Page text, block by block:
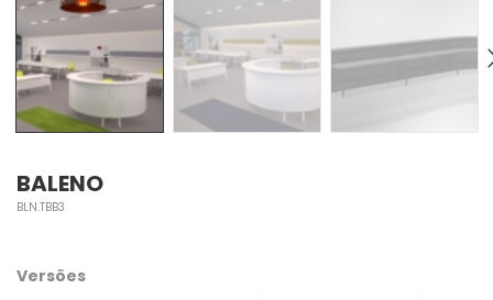
BALENO
BLN.TBB3
Versões